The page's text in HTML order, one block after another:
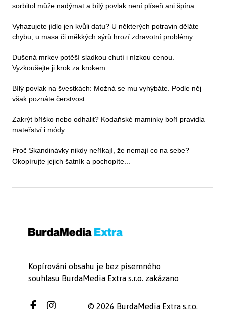
sorbitol může nadýmat a bílý povlak není plíseň ani špína
Vyhazujete jídlo jen kvůli datu? U některých potravin děláte
chybu, u masa či měkkých sýrů hrozí zdravotní problémy
Dušená mrkev potěší sladkou chutí i nízkou cenou.
Vyzkoušejte ji krok za krokem
Bílý povlak na švestkách: Možná se mu vyhýbáte. Podle něj
však poznáte čerstvost
Zakrýt bříško nebo odhalit? Kodaňské maminky boří pravidla
mateřství i módy
Proč Skandinávky nikdy neříkají, že nemají co na sebe?
Okopírujte jejich šatník a pochopíte...
Kopírování obsahu je bez písemného
souhlasu BurdaMedia Extra s.r.o. zakázano
© 2026 BurdaMedia Extra s.r.o.